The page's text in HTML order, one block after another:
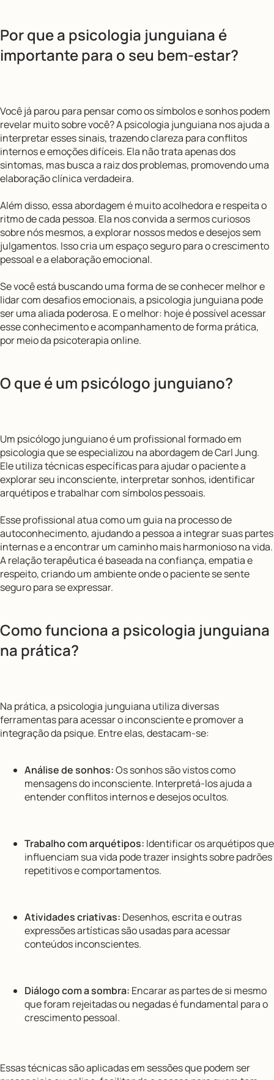
Por que a psicologia junguiana é
importante para o seu bem-estar?
Você já parou para pensar como os símbolos e sonhos podem
revelar muito sobre você? A psicologia junguiana nos ajuda a
interpretar esses sinais, trazendo clareza para conflitos
internos e emoções difíceis. Ela não trata apenas dos
sintomas, mas busca a raiz dos problemas, promovendo uma
elaboração clínica verdadeira.
Além disso, essa abordagem é muito acolhedora e respeita o
ritmo de cada pessoa. Ela nos convida a sermos curiosos
sobre nós mesmos, a explorar nossos medos e desejos sem
julgamentos. Isso cria um espaço seguro para o crescimento
pessoal e a elaboração emocional.
Se você está buscando uma forma de se conhecer melhor e
lidar com desafios emocionais, a psicologia junguiana pode
ser uma aliada poderosa. E o melhor: hoje é possível acessar
esse conhecimento e acompanhamento de forma prática,
por meio da psicoterapia online.
O que é um psicólogo junguiano?
Um psicólogo junguiano é um profissional formado em
psicologia que se especializou na abordagem de Carl Jung.
Ele utiliza técnicas específicas para ajudar o paciente a
explorar seu inconsciente, interpretar sonhos, identificar
arquétipos e trabalhar com símbolos pessoais.
Esse profissional atua como um guia na processo de
autoconhecimento, ajudando a pessoa a integrar suas partes
internas e a encontrar um caminho mais harmonioso na vida.
A relação terapêutica é baseada na confiança, empatia e
respeito, criando um ambiente onde o paciente se sente
seguro para se expressar.
Como funciona a psicologia junguiana
na prática?
Na prática, a psicologia junguiana utiliza diversas
ferramentas para acessar o inconsciente e promover a
integração da psique. Entre elas, destacam-se:
Análise de sonhos:Os sonhos são vistos como
mensagens do inconsciente. Interpretá-los ajuda a
entender conflitos internos e desejos ocultos.
Trabalho com arquétipos: Identificar os arquétipos que
influenciam sua vida pode trazer insights sobre padrões
repetitivos e comportamentos.
Atividades criativas: Desenhos, escrita e outras
expressões artísticas são usadas para acessar
conteúdos inconscientes.
Diálogo com a sombra: Encarar as partes de si mesmo
que foram rejeitadas ou negadas é fundamental para o
crescimento pessoal.
Essas técnicas são aplicadas em sessões que podem ser